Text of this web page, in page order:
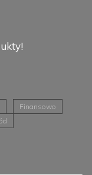
Finansowo